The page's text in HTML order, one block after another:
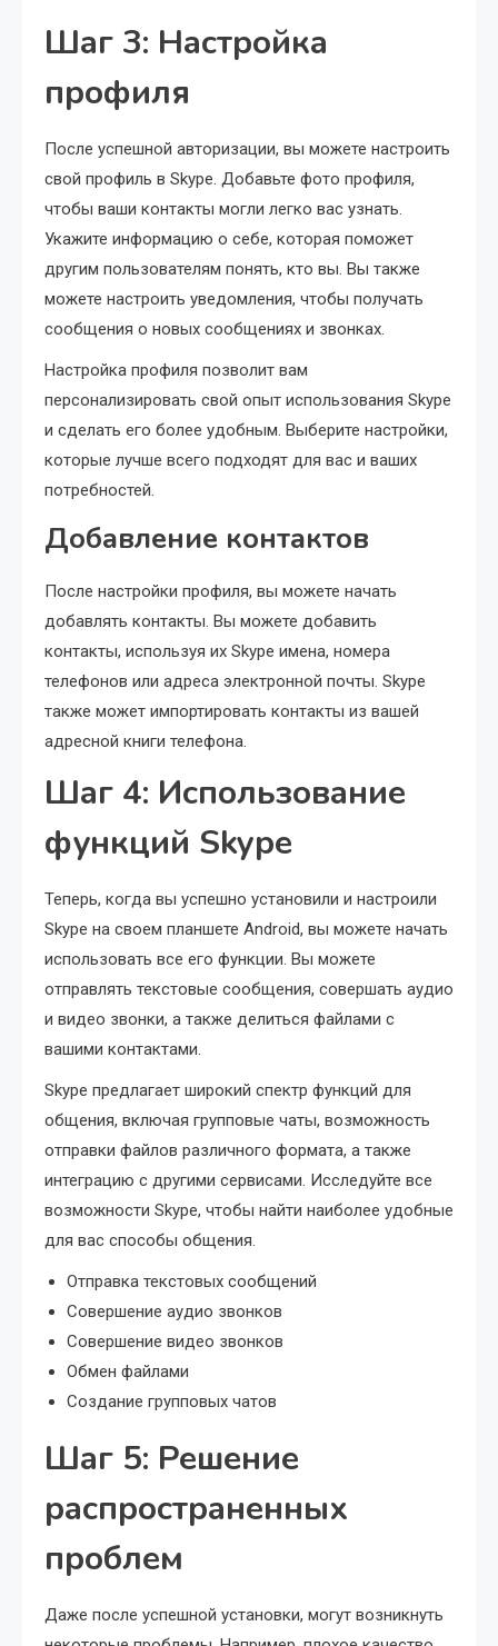
Шаг 3: Настройка
профиля
После успешной авторизации, вы можете настроить
свой профиль в Skype. Добавьте фото профиля,
чтобы ваши контакты могли легко вас узнать.
Укажите информацию о себе, которая поможет
другим пользователям понять, кто вы. Вы также
можете настроить уведомления, чтобы получать
сообщения о новых сообщениях и звонках.
Настройка профиля позволит вам
персонализировать свой опыт использования Skype
и сделать его более удобным. Выберите настройки,
которые лучше всего подходят для вас и ваших
потребностей.
Добавление контактов
После настройки профиля, вы можете начать
добавлять контакты. Вы можете добавить
контакты, используя их Skype имена, номера
телефонов или адреса электронной почты. Skype
также может импортировать контакты из вашей
адресной книги телефона.
Шаг 4: Использование
функций Skype
Теперь, когда вы успешно установили и настроили
Skype на своем планшете Android, вы можете начать
использовать все его функции. Вы можете
отправлять текстовые сообщения, совершать аудио
и видео звонки, а также делиться файлами с
вашими контактами.
Skype предлагает широкий спектр функций для
общения, включая групповые чаты, возможность
отправки файлов различного формата, а также
интеграцию с другими сервисами. Исследуйте все
возможности Skype, чтобы найти наиболее удобные
для вас способы общения.
Отправка текстовых сообщений
Совершение аудио звонков
Совершение видео звонков
Обмен файлами
Создание групповых чатов
Шаг 5: Решение
распространенных
проблем
Даже после успешной установки, могут возникнуть